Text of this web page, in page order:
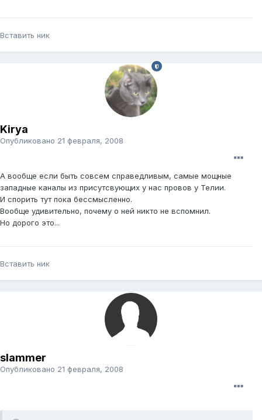
Вставить ник
Kirya
Опубликовано 21 февраля, 2008
А вообще если быть совсем справедливым, самые мощные
западные каналы из присутсвующих у нас провов у Телии.
И спорить тут пока бессмысленно.
Вообще удивительно, почему о ней никто не вспомнил.
Но дорого это...
Вставить ник
slammer
Опубликовано 21 февраля, 2008